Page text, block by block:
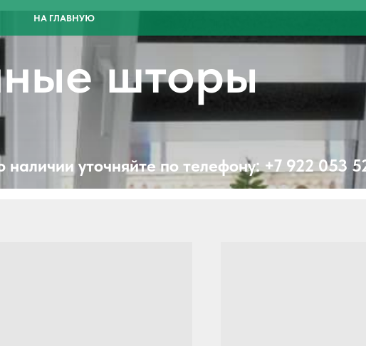
шторы
наличии уточняйте по телефону:+7 922 053
НА ГЛАВНУЮ